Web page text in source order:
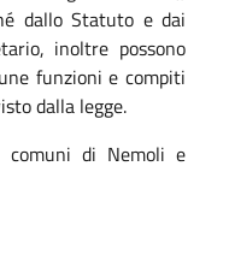
dallo Statuto e dai
inoltre possono
funzioni e compiti
dalla legge.
comuni di Nemoli e